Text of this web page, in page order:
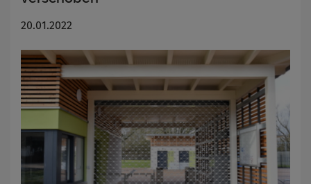
20.01.2022